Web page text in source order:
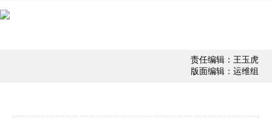
责任编辑：王玉虎
版面编辑：运维组